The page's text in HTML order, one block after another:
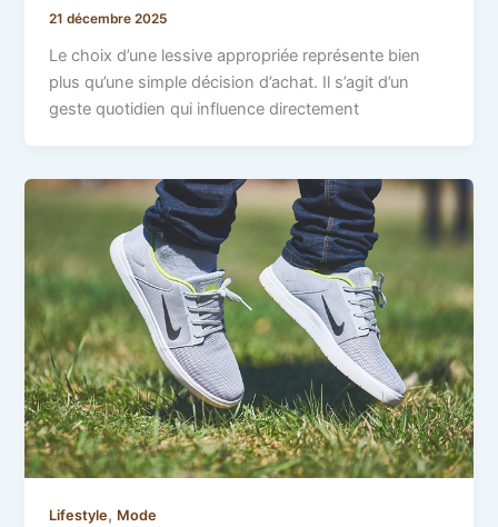
21 décembre 2025
Le choix d’une lessive appropriée représente bien
plus qu’une simple décision d’achat. Il s’agit d’un
geste quotidien qui influence directement
Lifestyle, Mode